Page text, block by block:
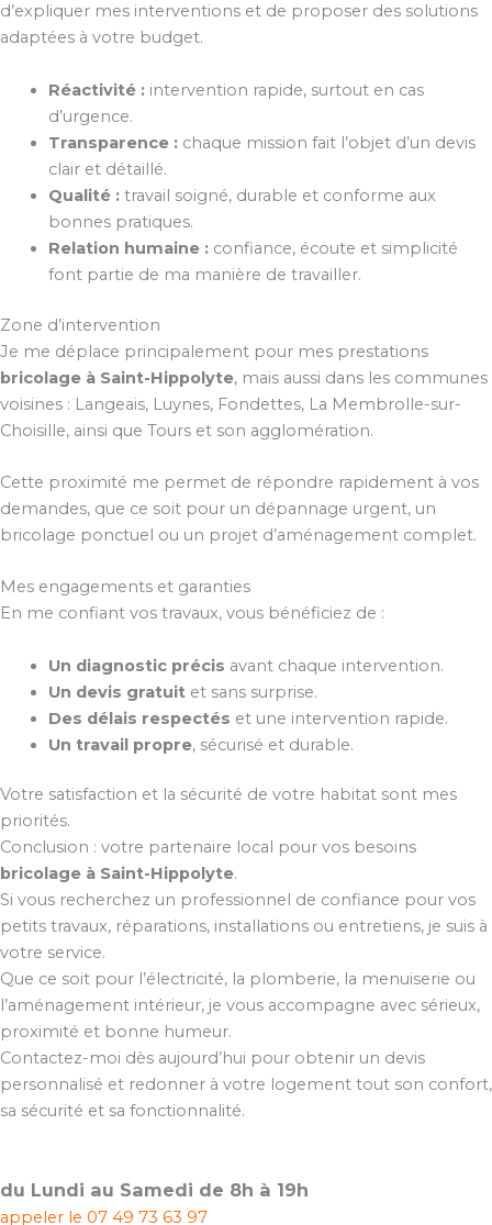
d’expliquer mes interventions et de proposer des solutions
adaptées à votre budget.
Réactivité :intervention rapide, surtout en cas
d’urgence.
Transparence :chaque mission fait l’objet d’un devis
clair et détaillé.
Qualité :travail soigné, durable et conforme aux
bonnes pratiques.
Relation humaine :confiance, écoute et simplicité
font partie de ma manière de travailler.
Zone d’intervention
Je me déplace principalement pour mes prestations
bricolage à Saint-Hippolyte, mais aussi dans les communes
voisines : Langeais, Luynes, Fondettes, La Membrolle-sur-
Choisille, ainsi que Tours et son agglomération.
Cette proximité me permet de répondre rapidement à vos
demandes, que ce soit pour un dépannage urgent, un
bricolage ponctuel ou un projet d’aménagement complet.
Mes engagements et garanties
En me confiant vos travaux, vous bénéficiez de :
Un diagnostic précis avant chaque intervention.
Un devis gratuitet sans surprise.
Des délais respectés et une intervention rapide.
Un travail propre, sécurisé et durable.
Votre satisfaction et la sécurité de votre habitat sont mes
priorités.
Conclusion : votre partenaire local pour vos besoins
bricolage à Saint-Hippolyte.
Si vous recherchez un professionnel de confiance pour vos
petits travaux, réparations, installations ou entretiens, je suis à
votre service.
Que ce soit pour l’électricité, la plomberie, la menuiserie ou
l’aménagement intérieur, je vous accompagne avec sérieux,
proximité et bonne humeur.
Contactez-moi dès aujourd’hui pour obtenir un devis
personnalisé et redonner à votre logement tout son confort,
sa sécurité et sa fonctionnalité.
du Lundi au Samedi de 8h à 19h
appeler le 07 49 73 63 97